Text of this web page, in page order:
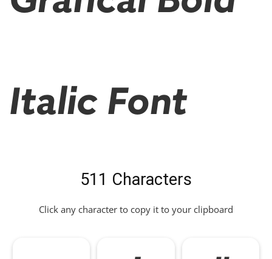
Italic Font
511 Characters
Click any character to copy it to your clipboard